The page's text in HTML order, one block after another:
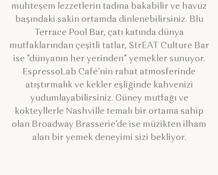
muhteşem lezzetlerin tadına bakabilir ve havuz
başındaki sakin ortamda dinlenebilirsiniz. Blu
Terrace Pool Bar, çatı katında dünya
mutfaklarından çeşitli tatlar, StrEAT Culture Bar
ise “dünyanın her yerinden” yemekler sunuyor.
EspressoLab Café’nin rahat atmosferinde
atıştırmalık ve kekler eşliğinde kahvenizi
yudumlayabilirsiniz. Güney mutfağı ve
kokteyllerle Nashville temalı bir ortama sahip
olan Broadway Brasserie’de ise müzikten ilham
alan bir yemek deneyimi sizi bekliyor.